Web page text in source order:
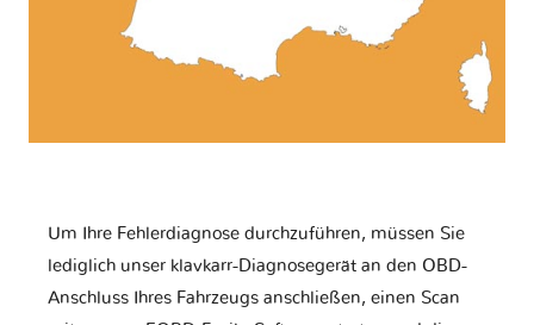
Um Ihre Fehlerdiagnose durchzuführen, müssen Sie
lediglich unser klavkarr-Diagnosegerät an den OBD-
Anschluss Ihres Fahrzeugs anschließen, einen Scan